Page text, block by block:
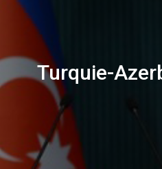
Turquie-